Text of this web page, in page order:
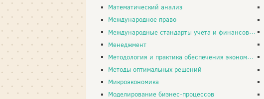
Математический анализ
Международное право
Международные стандарты учета и финансовой отчетности
Менеджмент
Методология и практика обеспечения экономической безопасности хозяйствующих субъектов
Методы оптимальных решений
Микроэкономика
Моделирование бизнес-процессов